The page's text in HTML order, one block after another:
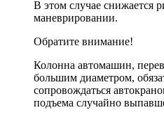
В этом случае снижается
маневрировании.
Обратите внимание!
Колонна автомашин,
большим диаметром,
сопровождаться
подъема случайно